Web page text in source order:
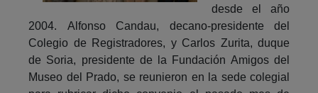
desde el año
2004. Alfonso Candau, decano-presidente del
Colegio de Registradores, y Carlos Zurita, duque
de Soria, presidente de la Fundación Amigos del
Museo del Prado, se reunieron en la sede colegial